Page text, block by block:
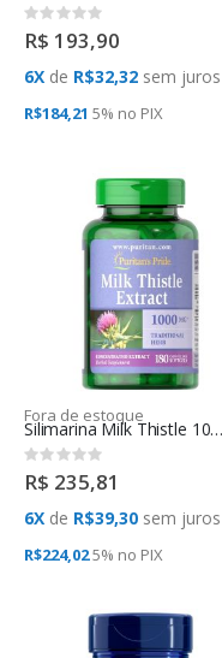
Rating:
0%
R$ 193,90
6X de R$32,32 sem juros
R$184,21 5% no PIX
Fora de estoque
Silimarina Milk Thistle 1000 Mg (180 Caps) Puritans Pride
Rating:
0%
R$ 235,81
6X de R$39,30 sem juros
R$224,025% no PIX